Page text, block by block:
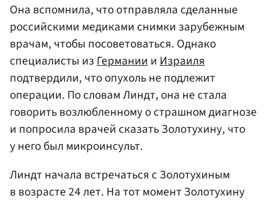
Она вспомнила, что отправляла сделанные
российскими медиками снимки зарубежным
врачам, чтобы посоветоваться. Однако
специалисты из Германии и Израиля
подтвердили, что опухоль не подлежит
операции. По словам Линдт, она не стала
говорить возлюбленному о страшном диагнозе
и попросила врачей сказать Золотухину, что
у него был микроинсульт.
Линдт начала встречаться с Золотухиным
в возрасте 24 лет. На тот момент Золотухину